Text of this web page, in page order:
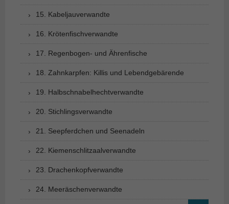
15. Kabeljauverwandte
16. Krötenfischverwandte
17. Regenbogen- und Ährenfische
18. Zahnkarpfen: Killis und Lebendgebärende
19. Halbschnabelhechtverwandte
20. Stichlingsverwandte
21. Seepferdchen und Seenadeln
22. Kiemenschlitzaalverwandte
23. Drachenkopfverwandte
24. Meeräschenverwandte